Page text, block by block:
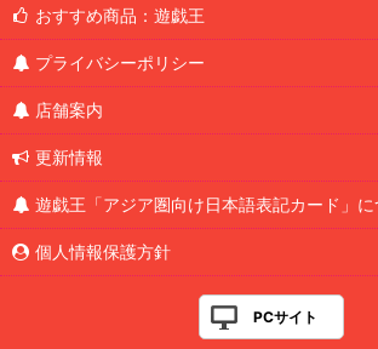
おすすめ商品：遊戯王
プライバシーポリシー
店舗案内
更新情報
遊戯王「アジア圏向け日本語表記カード」に
個人情報保護方針
PCサイト